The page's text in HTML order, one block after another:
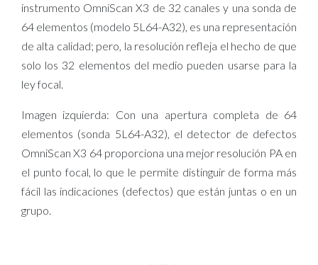
instrumento OmniScan X3 de 32 canales y una sonda de
64 elementos (modelo 5L64-A32), es una representación
de alta calidad; pero, la resolución refleja el hecho de que
solo los 32 elementos del medio pueden usarse para la
ley focal.
Imagen izquierda: Con una apertura completa de 64
elementos (sonda 5L64-A32), el detector de defectos
OmniScan X3 64 proporciona una mejor resolución PA en
el punto focal, lo que le permite distinguir de forma más
fácil las indicaciones (defectos) que están juntas o en un
grupo.